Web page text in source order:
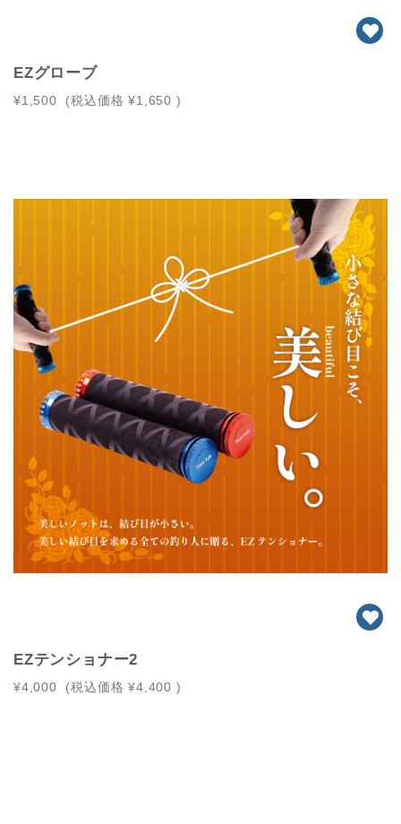
EZグローブ
¥1,500 (税込価格 ¥1,650 )
EZテンショナー2
¥4,000 (税込価格 ¥4,400 )